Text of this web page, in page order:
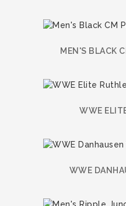
MEN'S BLACK
WWE
WWE